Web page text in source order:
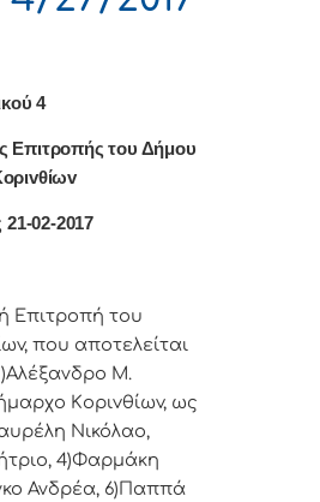
4
Επιτρoπής τoυ Δήμoυ
21-02-2017
Επιτρoπή τoυ
πoυ απoτελείται
Μ.
Κoριvθίωv, ως
Νικόλαο,
4)Φαρμάκη
Ανδρέα, 6)Παππά